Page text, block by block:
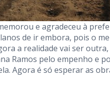
e agradeceu à
de ir embora, pois o
a realidade vai ser
Ramos pelo empenho e
Agora é só esperar as